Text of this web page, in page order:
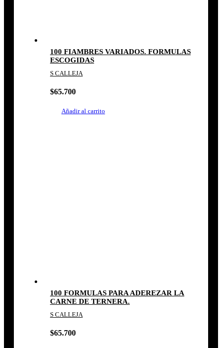
100 FIAMBRES VARIADOS. FORMULAS
ESCOGIDAS
S CALLEJA
$65.700
Añadir al carrito
100 FORMULAS PARA ADEREZAR LA
CARNE DE TERNERA.
S CALLEJA
$65.700